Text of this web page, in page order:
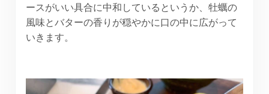
ースがいい具合に中和しているというか、牡蠣の
風味とバターの香りが穏やかに口の中に広がって
いきます。